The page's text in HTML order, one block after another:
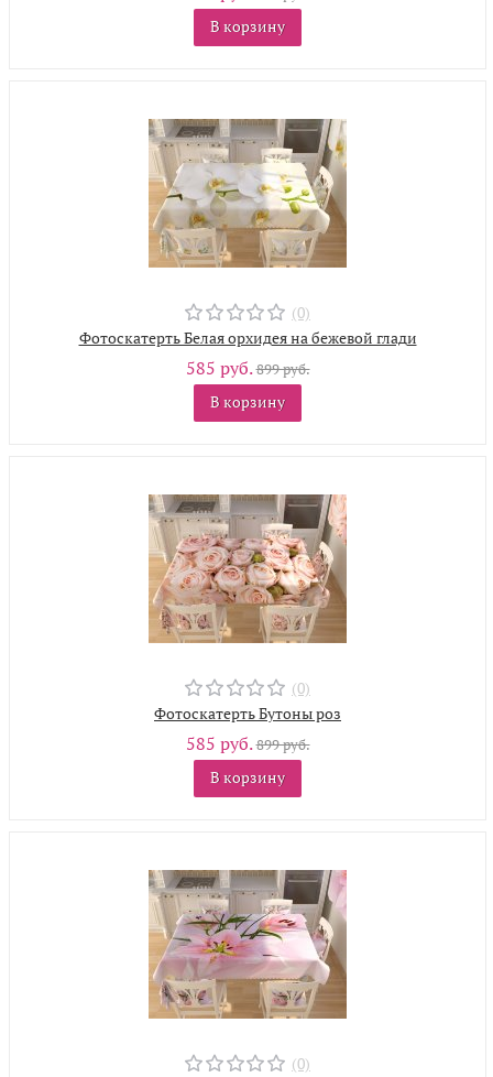
В корзину
(0)
Фотоскатерть Белая орхидея на бежевой глади
585 руб.899 руб.
В корзину
(0)
Фотоскатерть Бутоны роз
585 руб.899 руб.
В корзину
(0)